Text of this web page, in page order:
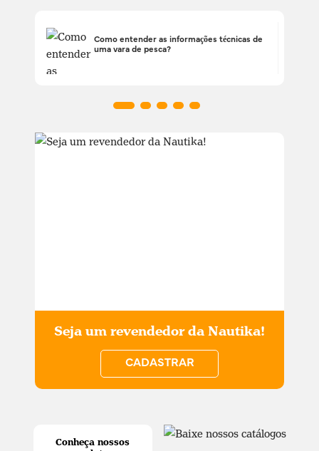
Como entender as informações técnicas de
uma vara de pesca?
Conheça nossos
Seja um revendedor da Nautika!
CADASTRAR